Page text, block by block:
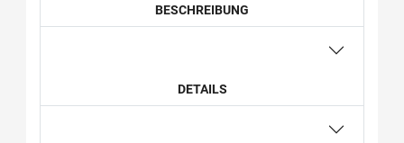
BESCHREIBUNG
DETAILS